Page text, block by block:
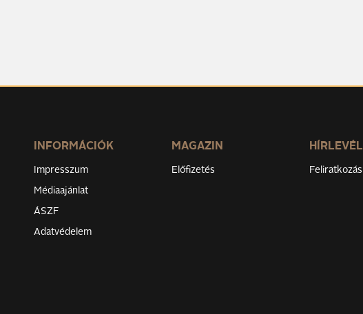
INFORMÁCIÓK
Impresszum
Médiaajánlat
ÁSZF
Adatvédelem
MAGAZIN
Előfizetés
HÍRLEVÉL
Feliratkozás